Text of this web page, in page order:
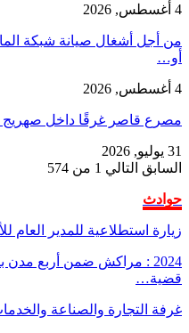
4 أغسطس, 2026
من أجل أشغال صيانة شبكة
أو…
4 أغسطس, 2026
مصرع قاصر غرقًا داخل صهريج
31 يوليو, 2026
السابق التالي 1 من 574
حوادث
زيارة استطلاعية للمدير العام
قضية…
غرفة التجارة والصناعة